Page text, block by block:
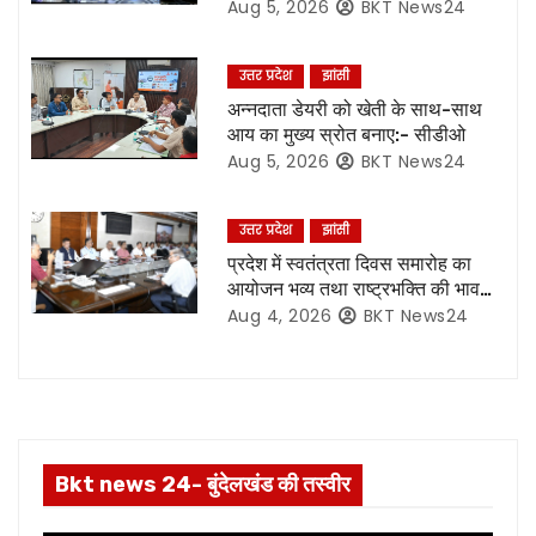
i
g
a
t
i
o
n
हो अनिवार्य प्रसारण:- मुख्य सचिव*
Aug 5, 2026 BKT News24
उत्तर प्रदेश झांसी
अन्नदाता डेयरी को खेती के साथ-साथ
आय का मुख्य स्रोत बनाए:- सीडीओ
Aug 5, 2026 BKT News24
उत्तर प्रदेश झांसी
प्रदेश में स्वतंत्रता दिवस समारोह का
आयोजन भव्य तथा राष्ट्रभक्ति की भावना
से हो परिपूर्ण:- मुख्य सचिव*
Aug 4, 2026 BKT News24
Bkt news 24- बुंदेलखंड की तस्वीर